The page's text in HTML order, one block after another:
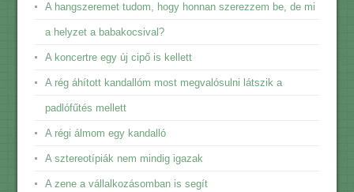
A hangszeremet tudom, hogy honnan szerezzem be, de mi
a helyzet a babakocsival?
A koncertre egy új cipő is kellett
A rég áhított kandallóm most megvalósulni látszik a
padlófűtés mellett
A régi álmom egy kandalló
A sztereotípiák nem mindig igazak
A zene a vállalkozásomban is segít